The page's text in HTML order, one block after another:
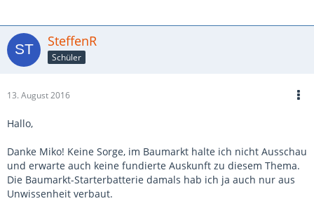
SteffenR
Schüler
13. August 2016
Hallo,
Danke Miko! Keine Sorge, im Baumarkt halte ich nicht Ausschau
und erwarte auch keine fundierte Auskunft zu diesem Thema.
Die Baumarkt-Starterbatterie damals hab ich ja auch nur aus
Unwissenheit verbaut.